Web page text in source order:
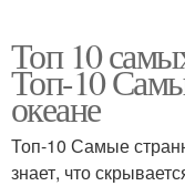
Топ 10
Топ-10
океане
Топ-10 Самые
знает, что